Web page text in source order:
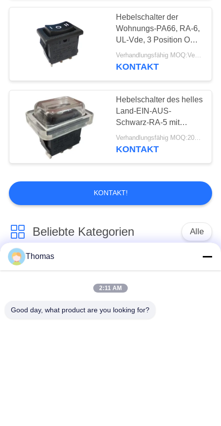
Hebelschalter der
Wohnungs-PA66, RA-6,
UL-Vde, 3 Position ON-
OFF-ON, 15A 125V
Verhandlungsfähig MOQ:Verhandelbar
KONTAKT
Hebelschalter des helles
Land-EIN-AUS-
Schwarz-RA-5 mit
Staubkappe
Verhandlungsfähig MOQ:2000pcs, stützen auch Probelaufauftrag.
KONTAKT
KONTAKT!
Beliebte Kategorien Alle
Zurücksetzens
Thomas
2:11 AM
Good day, what product are you looking for?